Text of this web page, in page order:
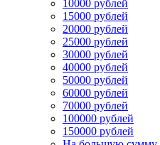
10000 рублей
15000 рублей
20000 рублей
25000 рублей
30000 рублей
40000 рублей
50000 рублей
60000 рублей
70000 рублей
100000 рублей
150000 рублей